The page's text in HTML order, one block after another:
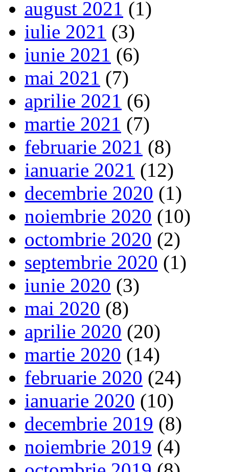
august 2021 (1)
iulie 2021 (3)
iunie 2021 (6)
mai 2021 (7)
aprilie 2021 (6)
martie 2021 (7)
februarie 2021 (8)
ianuarie 2021 (12)
decembrie 2020 (1)
noiembrie 2020 (10)
octombrie 2020 (2)
septembrie 2020 (1)
iunie 2020 (3)
mai 2020 (8)
aprilie 2020 (20)
martie 2020 (14)
februarie 2020 (24)
ianuarie 2020 (10)
decembrie 2019 (8)
noiembrie 2019 (4)